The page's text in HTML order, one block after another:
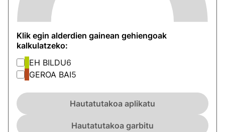
Klik egin alderdien gainean gehiengoak
kalkulatzeko:
EH BILDU6
GEROA BAI5
Hautatutakoa aplikatu
Hautatutakoa garbitu